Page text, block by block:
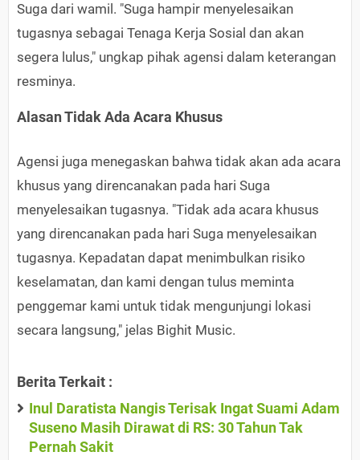
Suga dari wamil. "Suga hampir menyelesaikan
tugasnya sebagai Tenaga Kerja Sosial dan akan
segera lulus," ungkap pihak agensi dalam keterangan
resminya.
Alasan Tidak Ada Acara Khusus
Agensi juga menegaskan bahwa tidak akan ada acara
khusus yang direncanakan pada hari Suga
menyelesaikan tugasnya. "Tidak ada acara khusus
yang direncanakan pada hari Suga menyelesaikan
tugasnya. Kepadatan dapat menimbulkan risiko
keselamatan, dan kami dengan tulus meminta
penggemar kami untuk tidak mengunjungi lokasi
secara langsung," jelas Bighit Music.
Berita Terkait :
Inul Daratista Nangis Terisak Ingat Suami Adam
Suseno Masih Dirawat di RS: 30 Tahun Tak
Pernah Sakit